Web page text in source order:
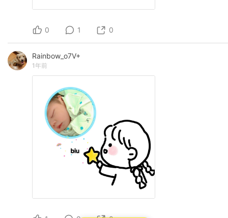
0 1 0
Rainbow_o7V+
1年前